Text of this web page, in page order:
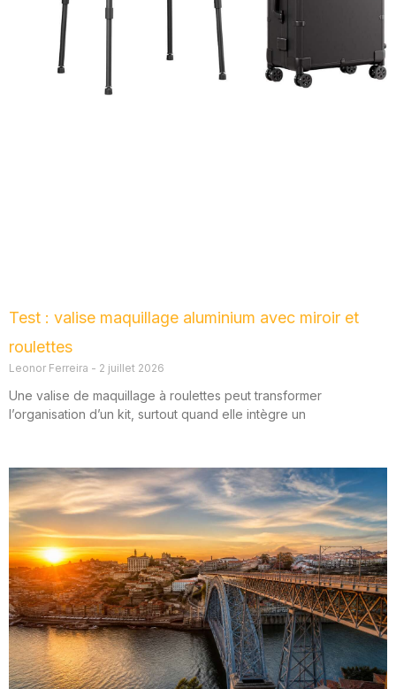
Test : valise maquillage aluminium avec miroir et
roulettes
Leonor Ferreira 2 juillet 2026
Une valise de maquillage à roulettes peut transformer
l’organisation d’un kit, surtout quand elle intègre un